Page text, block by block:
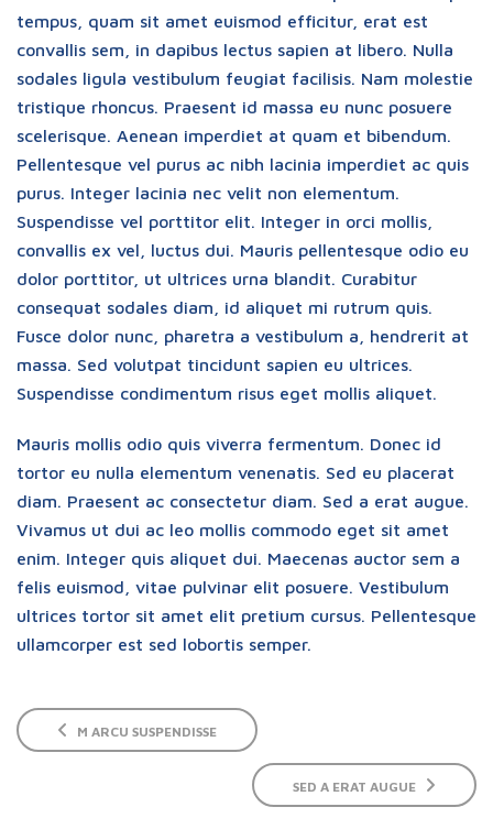
tempus, quam sit amet euismod efficitur, erat est
convallis sem, in dapibus lectus sapien at libero. Nulla
sodales ligula vestibulum feugiat facilisis. Nam molestie
tristique rhoncus. Praesent id massa eu nunc posuere
scelerisque. Aenean imperdiet at quam et bibendum.
Pellentesque vel purus ac nibh lacinia imperdiet ac quis
purus. Integer lacinia nec velit non elementum.
Suspendisse vel porttitor elit. Integer in orci mollis,
convallis ex vel, luctus dui. Mauris pellentesque odio eu
dolor porttitor, ut ultrices urna blandit. Curabitur
consequat sodales diam, id aliquet mi rutrum quis.
Fusce dolor nunc, pharetra a vestibulum a, hendrerit at
massa. Sed volutpat tincidunt sapien eu ultrices.
Suspendisse condimentum risus eget mollis aliquet.
Mauris mollis odio quis viverra fermentum. Donec id
tortor eu nulla elementum venenatis. Sed eu placerat
diam. Praesent ac consectetur diam. Sed a erat augue.
Vivamus ut dui ac leo mollis commodo eget sit amet
enim. Integer quis aliquet dui. Maecenas auctor sem a
felis euismod, vitae pulvinar elit posuere. Vestibulum
ultrices tortor sit amet elit pretium cursus. Pellentesque
ullamcorper est sed lobortis semper.
M ARCU SUSPENDISSE
SED A ERAT AUGUE